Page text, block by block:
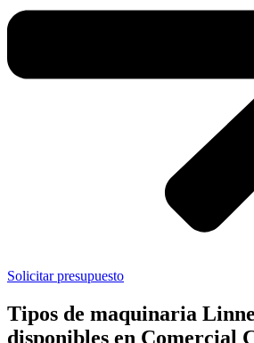
Solicitar presupuesto
Tipos de maquinaria
disponibles en Comercial